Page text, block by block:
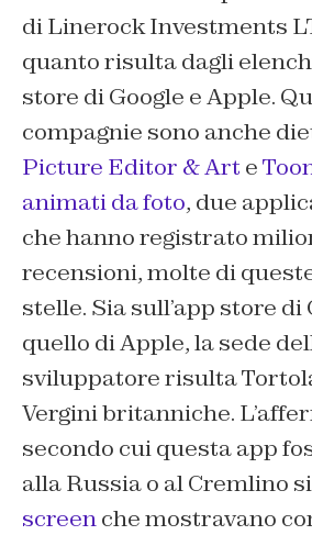
di Linerock Investments
quanto risulta dagli
store di Google e Apple.
compagnie sono anche
Picture Editor & Art e
animati da foto, due
che hanno registrato
recensioni, molte di
stelle. Sia sull’app store di
quello di Apple, la sede
sviluppatore risulta
Vergini britanniche.
secondo cui questa app
alla Russia o al Cremlino
screenche mostravano